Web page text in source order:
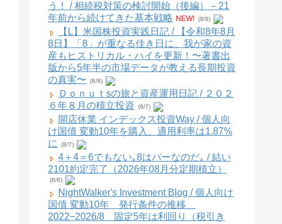
う！ / 相続税対策の検討開始（後編）－21
年前から続けてきた基本戦略 NEW! (8/8)
【L】米国株投資実践日記 / 【令和8年8月
8日】「8」が重なる佳き日に、我が家の資
産もヒストリカル・ハイを更新！〜著書出
版から5年半の市場データが教える長期投資
の真実〜
(8/8)
Ｄｏｎｕｔsの旅と資産運用日記 / ２０２
６年８月の積立投資
(8/7)
開店休業 インデックス投資Way / 個人向
け国債 変動10年を購入、適用利率は1.87%
に
(8/7)
4＋4＝6でもない｡8はパーなのだ｡ / 結い
2101約定完了（2026年08月分定期積立）
(8/6)
NightWalker's Investment Blog / 個人向け
国債 変動10年 発行条件の推移
2022−2026/8 固定5年は利回り（税引き